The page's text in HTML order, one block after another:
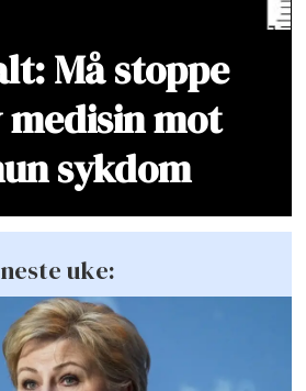
Må stoppe
medisin mot
sykdom
uke: